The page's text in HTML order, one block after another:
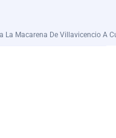
La Macarena De Villavicencio A